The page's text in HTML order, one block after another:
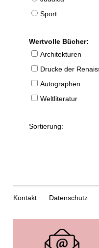
Sport
Wertvolle Bücher:
Architekturen
Drucke der
Autographen
Weltliteratur
Sortierung:
Kontakt Datenschutz